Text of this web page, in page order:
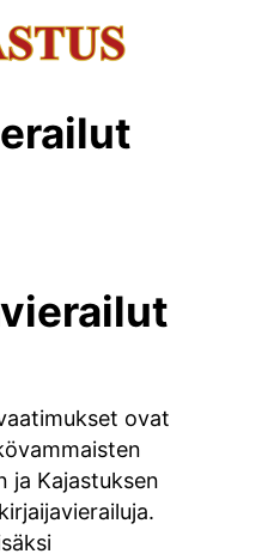
ovat
ja Kajastuksen